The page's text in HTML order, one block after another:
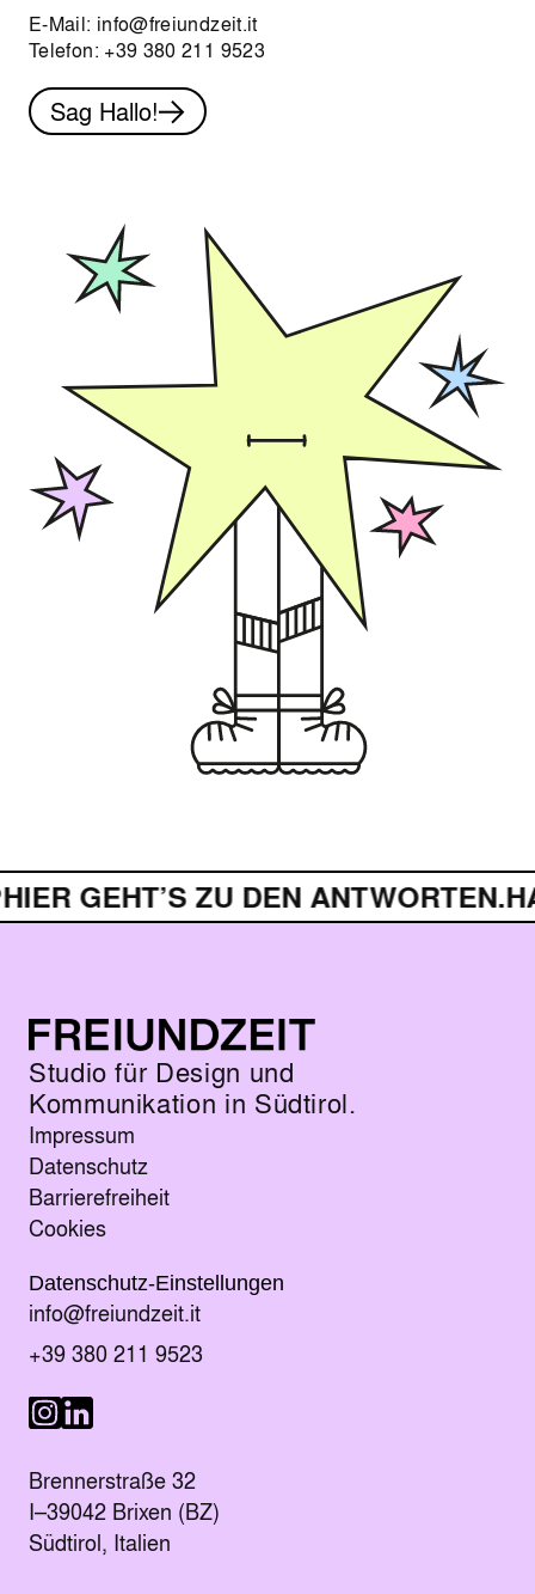
E-Mail: info@freiundzeit.it
Telefon: +39 380 211 9523
Sag Hallo!
GEHT’S ZU DEN ANTWORTEN.
Studio für Design und
Kommunikation in Südtirol.
Impressum
Datenschutz
Barrierefreiheit
Cookies
Datenschutz-Einstellungen
E-Mail senden an
info@freiundzeit.it
Telefonnummer anrufen:
+39 380 211 9523
Besuche uns auf LinkedIn
Besuche uns auf Instagram
Brennerstraße 32
I–39042 Brixen (BZ)
Südtirol, Italien